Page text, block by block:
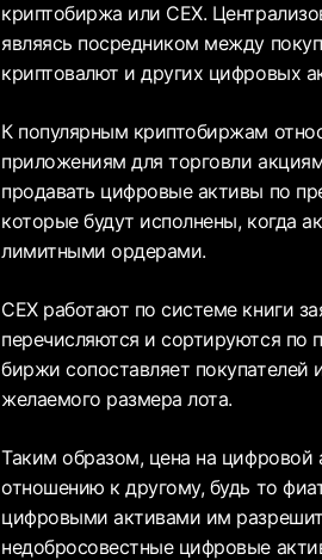
криптобиржа или CEX.
являясь посредником между
криптовалют и других цифровых
К популярным криптобиржам
приложениям для торговли
продавать цифровые активы по
которые будут исполнены, когда
лимитными ордерами.
CEX работают по системе книги
перечисляются и сортируются по
биржи сопоставляет
желаемого размера лота.
Таким образом, цена на цифровой
отношению к другому, будь то
цифровыми активами им
недобросовестные цифровые